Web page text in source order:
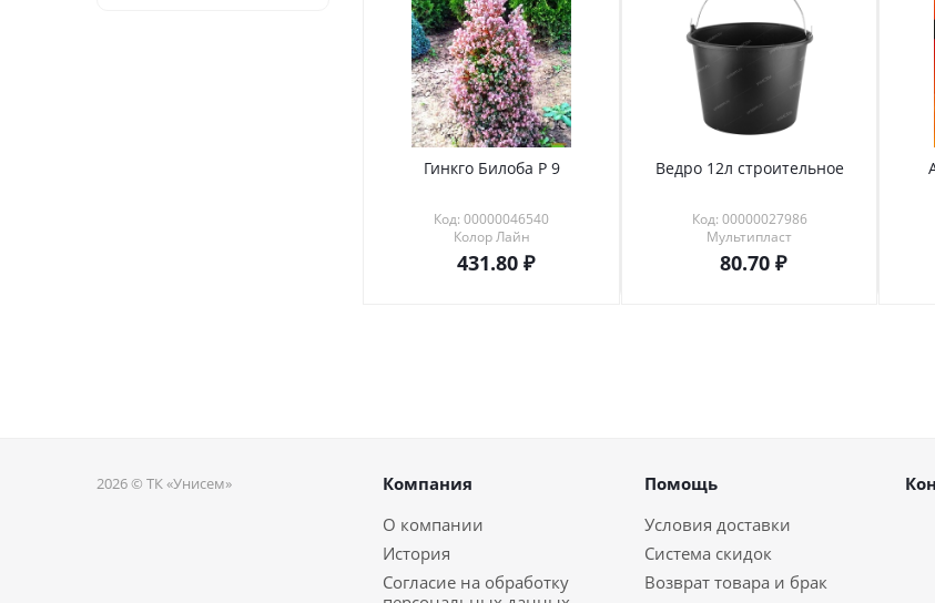
Гинкго Билоба Р 9
Код: 00000046540
Колор Лайн
431.80
Ведро 12л строительное
Код: 00000027986
Мультипласт
80.70
2026 © ТК «Унисем»
Компания
О компании
История
Согласие на обработку
Помощь
Условия доставки
Система скидок
Возврат товара и брак